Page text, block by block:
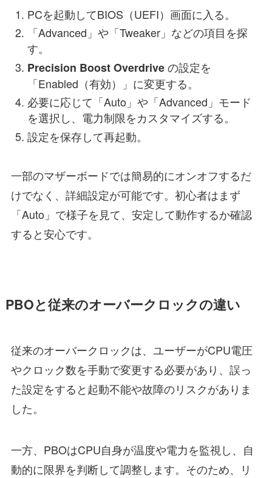
PCを起動してBIOS（UEFI）画面に入る。
「Advanced」や「Tweaker」などの項目を探
す。
Precision Boost Overdriveの設定を
「Enabled（有効）」に変更する。
必要に応じて「Auto」や「Advanced」モード
を選択し、電力制限をカスタマイズする。
設定を保存して再起動。
一部のマザーボードでは簡易的にオンオフするだ
けでなく、詳細設定が可能です。初心者はまず
「Auto」で様子を見て、安定して動作するか確認
すると安心です。
PBOと従来のオーバークロックの違い
従来のオーバークロックは、ユーザーがCPU電圧
やクロック数を手動で変更する必要があり、誤っ
た設定をすると起動不能や故障のリスクがありま
した。
一方、PBOはCPU自身が温度や電力を監視し、自
動的に限界を判断して調整します。そのため、リ